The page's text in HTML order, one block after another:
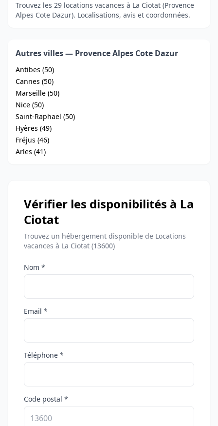
Trouvez les 29 locations vacances à La Ciotat (Provence
Alpes Cote Dazur). Localisations, avis et coordonnées.
Autres villes — Provence Alpes Cote Dazur
Antibes (50)
Cannes (50)
Marseille (50)
Nice (50)
Saint-Raphaël (50)
Hyères (49)
Fréjus (46)
Arles (41)
Vérifier les disponibilités à La
Ciotat
Trouvez un hébergement disponible de Locations
vacances à La Ciotat (13600)
Nom *
Email *
Téléphone *
Code postal *